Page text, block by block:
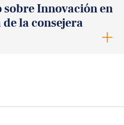
sobre Innovación en
la consejera